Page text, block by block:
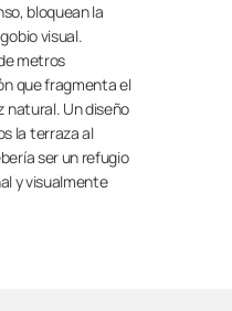
bloquean la
visual.
metros
que fragmenta el
natural. Un diseño
la terraza al
ser un refugio
y visualmente